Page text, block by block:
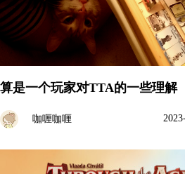
算是一个玩家对TTA的一些理解
咖喱咖喱